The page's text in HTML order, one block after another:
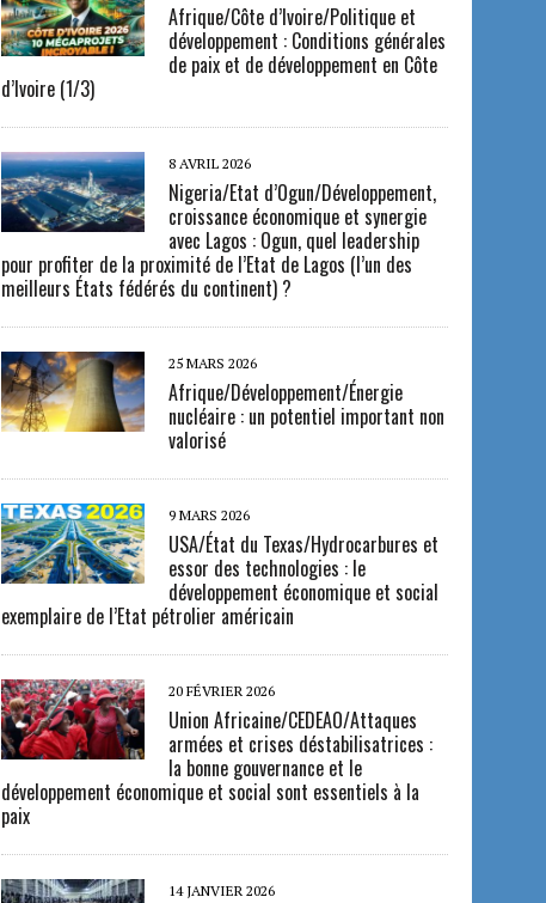
Afrique/Côte d’Ivoire/Politique et
développement : Conditions générales
de paix et de développement en Côte
d’Ivoire (1/3)
8 AVRIL 2026
Nigeria/Etat d’Ogun/Développement,
croissance économique et synergie
avec Lagos : Ogun, quel leadership
pour profiter de la proximité de l’Etat de Lagos (l’un des
meilleurs États fédérés du continent) ?
25 MARS 2026
Afrique/Développement/Énergie
nucléaire : un potentiel important non
valorisé
9 MARS 2026
USA/État du Texas/Hydrocarbures et
essor des technologies : le
développement économique et social
exemplaire de l’Etat pétrolier américain
20 FÉVRIER 2026
Union Africaine/CEDEAO/Attaques
armées et crises déstabilisatrices :
la bonne gouvernance et le
développement économique et social sont essentiels à la
paix
14 JANVIER 2026